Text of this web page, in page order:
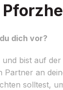
dich vor?
bist auf
Partner an
solltest,